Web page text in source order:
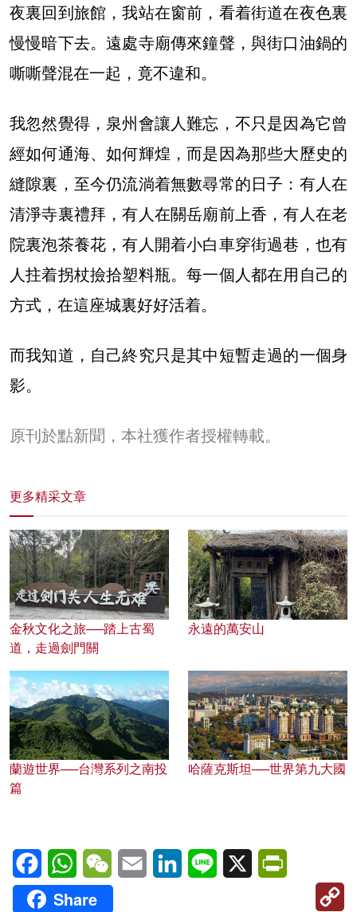
夜裏回到旅館，我站在窗前，看着街道在夜色裏
慢慢暗下去。遠處寺廟傳來鐘聲，與街口油鍋的
嘶嘶聲混在一起，竟不違和。
我忽然覺得，泉州會讓人難忘，不只是因為它曾
經如何通海、如何輝煌，而是因為那些大歷史的
縫隙裏，至今仍流淌着無數尋常的日子：有人在
清淨寺裏禮拜，有人在關岳廟前上香，有人在老
院裏泡茶養花，有人開着小白車穿街過巷，也有
人拄着拐杖撿拾塑料瓶。每一個人都在用自己的
方式，在這座城裏好好活着。
而我知道，自己終究只是其中短暫走過的一個身
影。
原刊於點新聞，本社獲作者授權轉載。
更多精采文章
金秋文化之旅──踏上古蜀
道，走過劍門關
永遠的萬安山
蘭遊世界──台灣系列之南投
篇
哈薩克斯坦──世界第九大國
FacebookWhatsAppWeChatEmail LinkedInLine X
Share